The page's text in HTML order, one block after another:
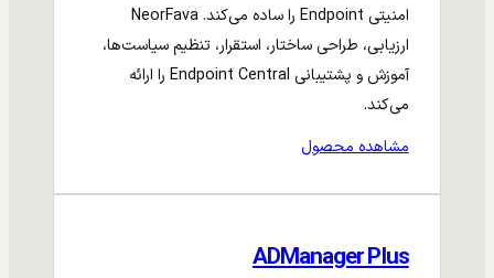
امنیتی Endpoint را ساده می‌کند. NeorFava
ارزیابی، طراحی ساختار، استقرار، تنظیم سیاست‌ها،
آموزش و پشتیبانی Endpoint Central را ارائه
می‌کند.
مشاهده محصول
ADManager Plus